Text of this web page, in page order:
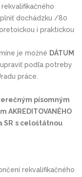
dochádzku /80
i praktickou
je možné DÁTUM
podľa potreby
práce.
písomným
SR s celoštátnou
rekvalifikačného